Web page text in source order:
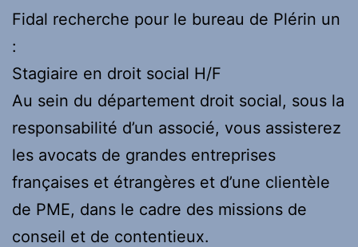
Fidal recherche pour le bureau de Plérin un
:
Stagiaire en droit social H/F
Au sein du département droit social, sous la
responsabilité d’un associé, vous assisterez
les avocats de grandes entreprises
françaises et étrangères et d’une clientèle
de PME, dans le cadre des missions de
conseil et de contentieux.